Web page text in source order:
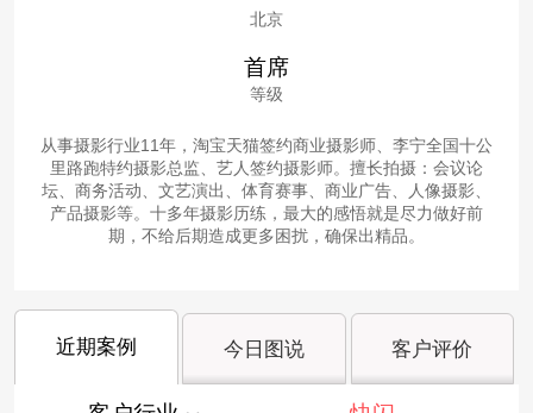
北京
首席
等级
从事摄影行业11年，淘宝天猫签约商业摄影师、李宁全国十公
里路跑特约摄影总监、艺人签约摄影师。擅长拍摄：会议论
坛、商务活动、文艺演出、体育赛事、商业广告、人像摄影、
产品摄影等。十多年摄影历练，最大的感悟就是尽力做好前
期，不给后期造成更多困扰，确保出精品。
近期案例 今日图说 客户评价